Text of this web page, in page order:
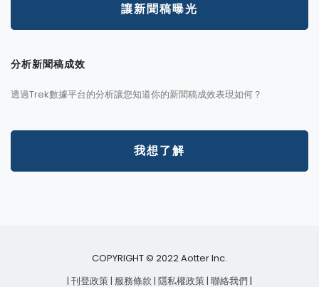
讓新聞稿曝光
分析新聞稿成效
透過Trek數據平台的分析讓您知道你的新聞稿成效表現如何？
我想了解
COPYRIGHT © 2022 Aotter Inc.
| 刊登政策| 服務條款| 隱私權政策| 聯絡我們 |